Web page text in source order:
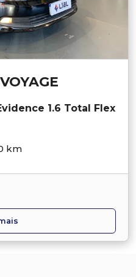
VOYAGE
1.6 Total Flex
km